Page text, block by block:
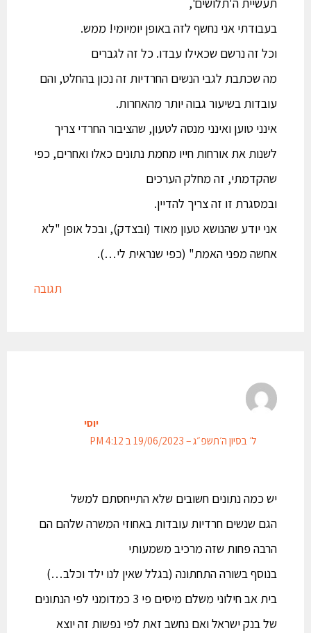
בעבודתי אני נחשף לזה באופן יומיומי! ממש.
וכל זה נרשם שכאילו עבדו. כל זה לגברים
מה שכתבת לגבי הנשים החרדיות זה נכון בהחלט, והם
עובדות בשיעור גבוה יותר מהאחרות.
אינני טוען ואינני מנסה לטעון, שהציבור החרדי צריך
לשנות את אורחות חייו מחמת נתונים כאלו ואחרים, כפי
שהקדמתי, זה מחלק הערכים
ובמסגרת זו זה צריך להדיין.
אני יודע שהנושא טעון מאוד (ובצדק), ובכל אופן "לא
אחשה מפני האמת" (כפי שנראית לי…).
תגובה
יוסי
ל׳ בסיון ה׳תשפ״ג – 19/06/2023 ב 4:12 PM
יש כמה נתונים חשובים שלא התייחסתם למשל
הגם שנשים חרדיות עובדות באחוזי המשרה שלהם הם
הרבה פחות שזה מרכיב משמעותי
בנוסף בשורה התחתונה (בגלל שאין לנו ילד וכלב…)
בית אב חילוני משלם מיסים פי 3 כמדומני לפי הנתונים
של בנק ישראל ואם נחשב זאת לפי נפשות זה יוצא